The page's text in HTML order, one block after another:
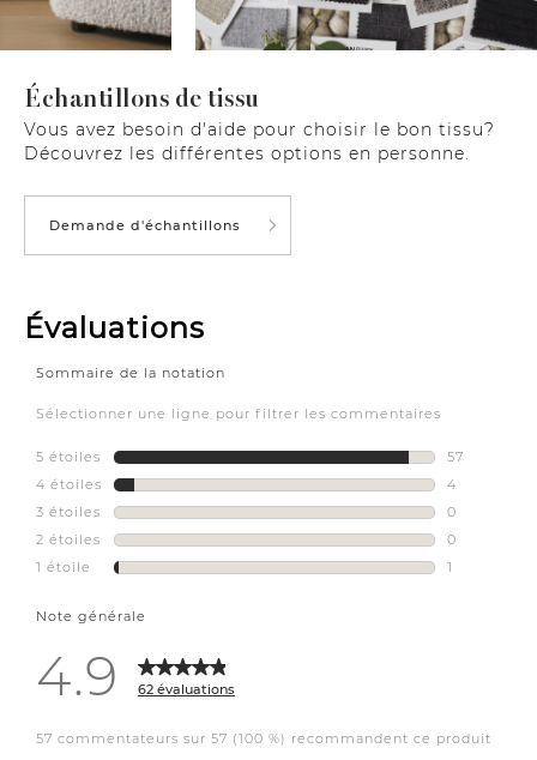
Échantillons de tissu
Vous avez besoin d'aide pour choisir le bon tissu?
Découvrez les différentes options en personne.
Demande d'échantillons